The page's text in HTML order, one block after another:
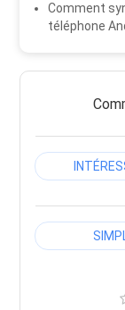
Comment
téléphone